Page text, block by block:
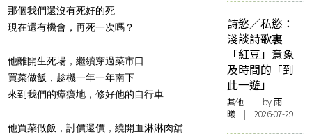
那個我們還沒有死好的死
現在還有機會，再死一次嗎？
他離開生死場，繼續穿過菜市口
買菜做飯，趁機一年一年南下
來到我們的瘴癘地，修好他的自行車
他買菜做飯，討價還價，繞開血淋淋肉舖
詩慾／私慾：
淺談詩歌裏
「紅豆」意象
及時間的「到
此一遊」
其他 | by 雨
曦 | 2026-07-29